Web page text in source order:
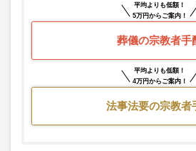
平均よりも低額！
5万円からご案内！
葬儀の宗教者手
平均よりも低額！
4万円からご案内！
法事法要の宗教者